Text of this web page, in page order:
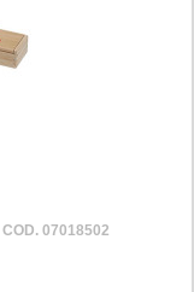
COD. 07018502